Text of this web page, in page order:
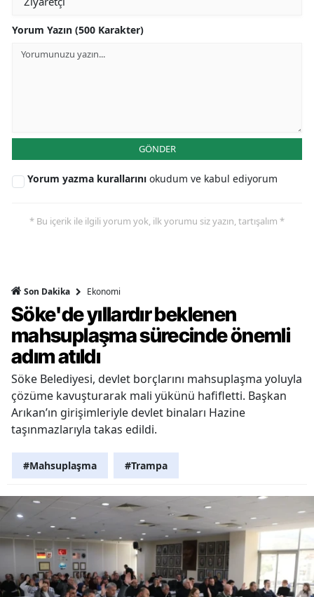
Yorum Yazın (500 Karakter)
GÖNDER
Yorum yazma kurallarını okudum ve kabul ediyorum
* Bu içerik ile ilgili yorum yok, ilk yorumu siz yazın, tartışalım *
Son Dakika Ekonomi
Söke'de yıllardır beklenen
mahsuplaşma sürecinde önemli
adım atıldı
Söke Belediyesi, devlet borçlarını mahsuplaşma yoluyla
çözüme kavuşturarak mali yükünü hafifletti. Başkan
Arıkan’ın girişimleriyle devlet binaları Hazine
taşınmazlarıyla takas edildi.
#Mahsuplaşma #Trampa